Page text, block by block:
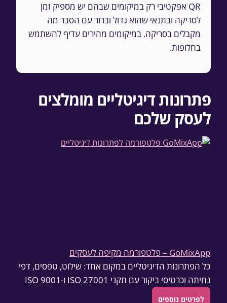
QR אפקטיבי רק במיקומים שבהם יש מספיק זמן
לסריקה ובתנאי שהוא גדול וברור עם הסבר מה
מקבלים בסריקה. במיקומים מהירים עדיף להשתמש
בחלופות.
פתרונות דיגיטליים מומלצים
לעסק שלכם
GoMixApp – פלטפורמה מקיפה לעסקים
כל הפתרונות הדיגיטליים במקום אחד: שילוט, טפסים, דפי
נחיתה וכרטיסי ביקור עם תקני ISO 27001 ו-ISO 9001
לפרטים נוספים